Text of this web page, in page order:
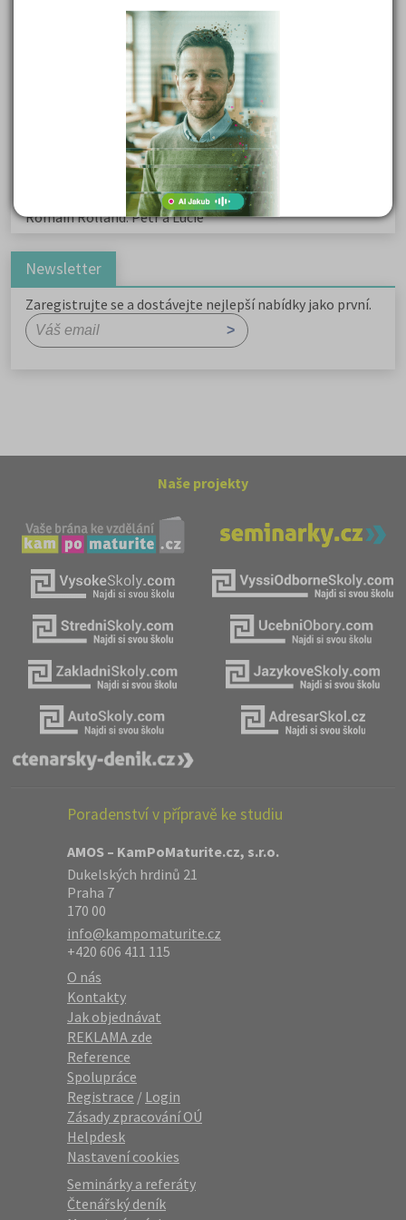
Kritika hry M. L. King v Salesiánském divadle
Důležité reakce organických sloučenin a jejich význam
Zákonitosti v elektronové struktuře
Základní charakteristiky obyvatelstva a geografie sídel
Karel Hynek Mácha: Máj
Karel Havlíček Borovský: Tyrolské elegie
Romain Rolland: Petr a Lucie
Newsletter
Zaregistrujte se a dostávejte nejlepší nabídky jako první.
Naše projekty
Poradenství v přípravě ke studiu
AMOS – KamPoMaturite.cz, s.r.o.
Dukelských hrdinů 21
Praha 7
170 00
info@kampomaturite.cz
+420 606 411 115
O nás
Kontakty
Jak objednávat
REKLAMA zde
Reference
Spolupráce
Registrace / Login
Zásady zpracování OÚ
Helpdesk
Nastavení cookies
Seminárky a referáty
Čtenářský deník